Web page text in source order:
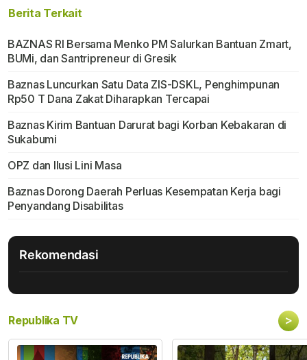
Berita Terkait
BAZNAS RI Bersama Menko PM Salurkan Bantuan Zmart,
BUMi, dan Santripreneur di Gresik
Baznas Luncurkan Satu Data ZIS-DSKL, Penghimpunan
Rp50 T Dana Zakat Diharapkan Tercapai
Baznas Kirim Bantuan Darurat bagi Korban Kebakaran di
Sukabumi
OPZ dan Ilusi Lini Masa
Baznas Dorong Daerah Perluas Kesempatan Kerja bagi
Penyandang Disabilitas
Rekomendasi
Republika TV >